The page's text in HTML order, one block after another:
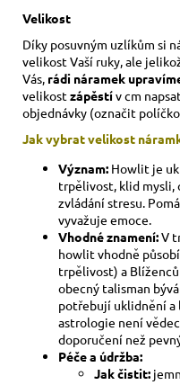
Velikost
Díky posuvným uzlíkům si
velikost Vaší ruky, ale
Vás, rádi náramek
velikostzápěstív cm
objednávky (označit
Jak vybrat velikost
Význam: Howlit je
trpělivost, klid mysli,
zvládání stresu.
vyvažuje emoce.
Vhodné znamení:V
howlit vhodně
trpělivost) a
obecný talisman
potřebují uklidnění a
astrologie není
doporučení než
Péče a údržba:
Jak čistit: